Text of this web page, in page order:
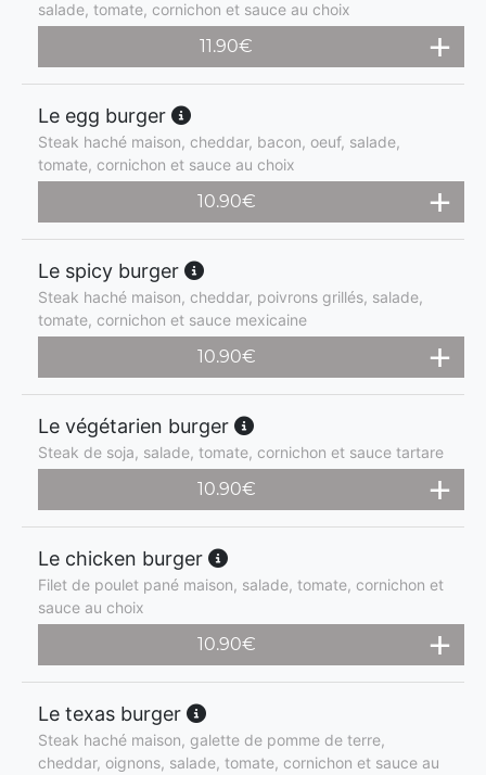
salade, tomate, cornichon et sauce au choix
11.90€
Le egg burger
Steak haché maison, cheddar, bacon, oeuf, salade,
tomate, cornichon et sauce au choix
10.90€
Le spicy burger
Steak haché maison, cheddar, poivrons grillés, salade,
tomate, cornichon et sauce mexicaine
10.90€
Le végétarien burger
Steak de soja, salade, tomate, cornichon et sauce tartare
10.90€
Le chicken burger
Filet de poulet pané maison, salade, tomate, cornichon et
sauce au choix
10.90€
Le texas burger
Steak haché maison, galette de pomme de terre,
cheddar, oignons, salade, tomate, cornichon et sauce au